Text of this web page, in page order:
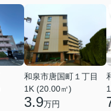
和泉市唐国町１丁目
1K (20.00㎡)
3.9万円